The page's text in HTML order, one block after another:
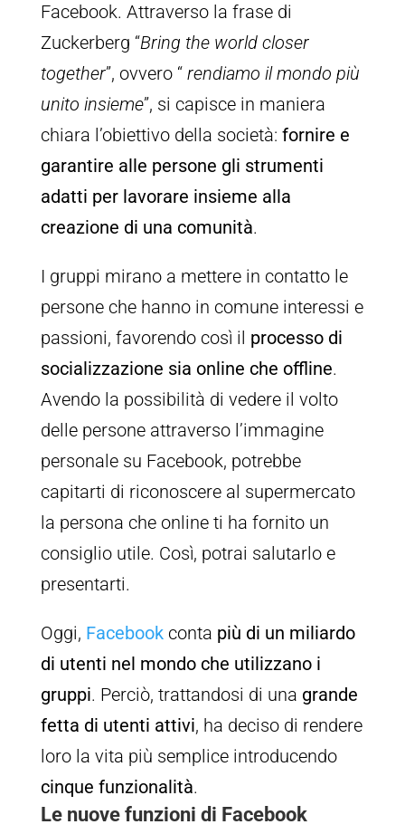
Facebook. Attraverso la frase di
Zuckerberg “Bring the world closer
together”, ovvero “ rendiamo il mondo più
unito insieme”, si capisce in maniera
chiara l’obiettivo della società: fornire e
garantire alle persone gli strumenti
adatti per lavorare insieme alla
creazione di una comunità.
I gruppi mirano a mettere in contatto le
persone che hanno in comune interessi e
passioni, favorendo così il processo di
socializzazione sia online che offline.
Avendo la possibilità di vedere il volto
delle persone attraverso l’immagine
personale su Facebook, potrebbe
capitarti di riconoscere al supermercato
la persona che online ti ha fornito un
consiglio utile. Così, potrai salutarlo e
presentarti.
Oggi, Facebookconta più di un miliardo
di utenti nel mondo che utilizzano i
gruppi. Perciò, trattandosi di una grande
fetta di utenti attivi, ha deciso di rendere
loro la vita più semplice introducendo
cinque funzionalità.
Le nuove funzioni di Facebook